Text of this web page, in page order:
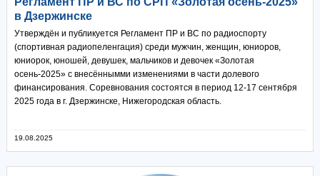
в Дзержинске
Утверждён и публикуется Регламент ПР и ВС по радиоспорту
(спортивная радиопеленгация) среди мужчин, женщин, юниоров,
юниорок, юношей, девушек, мальчиков и девочек «Золотая
осень-2025» с внесённымми изменениями в части долевого
финансирования. Соревнования состоятся в период 12-17 сентября
2025 года в г. Дзержинске, Нижегородская область.
19.08.2025